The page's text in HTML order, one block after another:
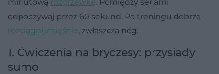
minutową rozgrzewkę. Pomiędzy seriami
odpoczywaj przez 60 sekund. Po treningu dobrze
rozciągnij mięśnie, zwłaszcza nóg.
1. Ćwiczenia na bryczesy: przysiady
sumo